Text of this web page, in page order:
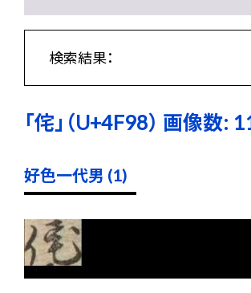
検索結果：
「侘」（U+4F98） 画像数:
好色一代男 (1)